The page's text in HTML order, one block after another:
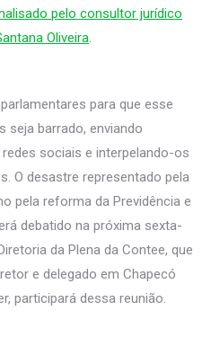
pelo consultor jurídico
Oliveira.
para que esse
seja barrado, enviando
sociais e interpelando-os
O desastre representado pela
pela reforma da Previdência e
debatido na próxima sexta-
da Plena da Contee, que
e delegado em Chapecó
participará dessa reunião.